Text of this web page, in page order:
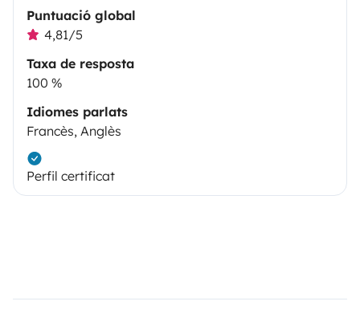
Puntuació global
4,81/5
Taxa de resposta
100 %
Idiomes parlats
Francès, Anglès
Perfil certificat